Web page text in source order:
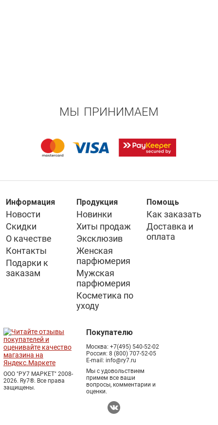
МЫ ПРИНИМАЕМ
Информация
Новости
Скидки
О качестве
Контакты
Подарки к
заказам
Продукция
Новинки
Хиты продаж
Эксклюзив
Женская
парфюмерия
Мужская
парфюмерия
Косметика по
уходу
Помощь
Как заказать
Доставка и
оплата
ООО "РУ7 МАРКЕТ" 2008-
2026. Ry7®. Все права
защищены.
Покупателю
Москва: +7(495) 540-52-02
Россия: 8 (800) 707-52-05
E-mail: info@ry7.ru
Мы с удовольствием
примем все ваши
вопросы, комментарии и
оценки.